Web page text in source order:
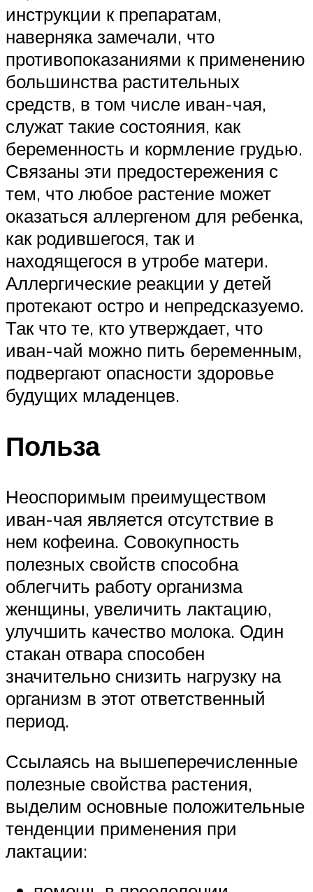
инструкции к препаратам,
наверняка замечали, что
противопоказаниями к применению
большинства растительных
средств, в том числе иван-чая,
служат такие состояния, как
беременность и кормление грудью.
Связаны эти предостережения с
тем, что любое растение может
оказаться аллергеном для ребенка,
как родившегося, так и
находящегося в утробе матери.
Аллергические реакции у детей
протекают остро и непредсказуемо.
Так что те, кто утверждает, что
иван-чай можно пить беременным,
подвергают опасности здоровье
будущих младенцев.
Польза
Неоспоримым преимуществом
иван-чая является отсутствие в
нем кофеина. Совокупность
полезных свойств способна
облегчить работу организма
женщины, увеличить лактацию,
улучшить качество молока. Один
стакан отвара способен
значительно снизить нагрузку на
организм в этот ответственный
период.
Ссылаясь на вышеперечисленные
полезные свойства растения,
выделим основные положительные
тенденции применения при
лактации: